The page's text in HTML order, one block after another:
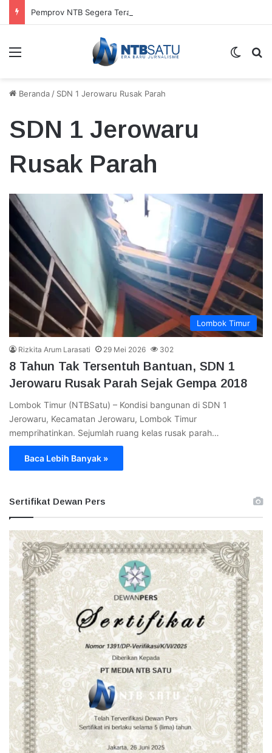
Menu
Beranda / SDN 1 Jerowaru Rusak Parah
SDN 1 Jerowaru
Rusak Parah
Lombok Timur
Rizkita Arum Larasati 29 Mei 2026 302
8 Tahun Tak Tersentuh Bantuan, SDN 1
Jerowaru Rusak Parah Sejak Gempa 2018
Lombok Timur (NTBSatu) – Kondisi bangunan di SDN 1
Jerowaru, Kecamatan Jerowaru, Lombok Timur
memprihatinkan. Sejumlah ruang kelas rusak parah…
Baca Lebih Banyak »
Sertifikat Dewan Pers